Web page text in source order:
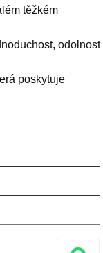
těžkém
odolnost
poskytuje